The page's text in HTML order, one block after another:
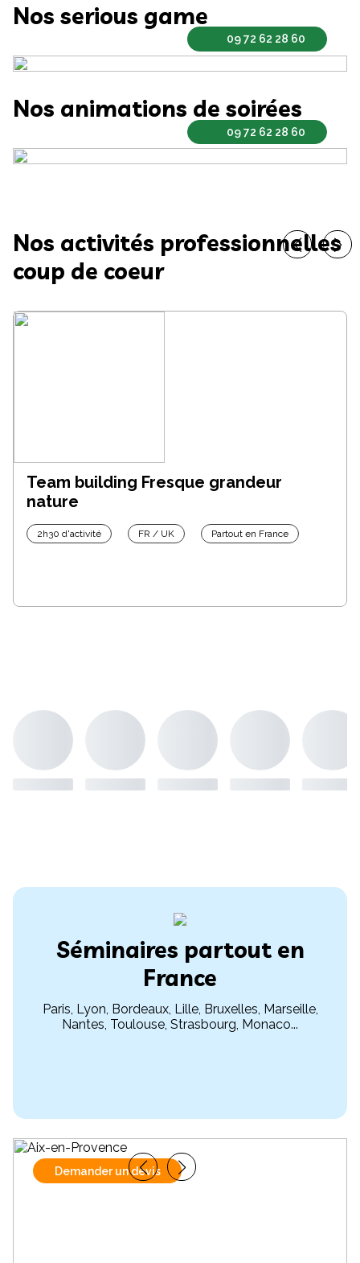
Nos serious game
09 72 62 28 60
Nos animations de soirées
09 72 62 28 60
Nos activités professionnelles
coup de coeur
Team building Fresque grandeur
nature
2h30 d'activité FR / UK Partout en France
Séminaires partout en
France
Paris, Lyon, Bordeaux, Lille, Bruxelles, Marseille,
Nantes, Toulouse, Strasbourg, Monaco...
Demander un devis